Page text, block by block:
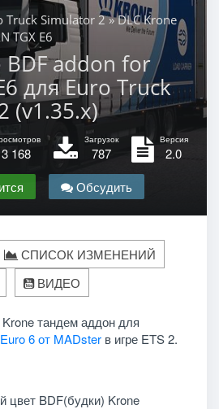
Truck Simulator 2» DLC Krone
TGX E6
BDF addon for
для Euro Truck
(v1.35.x)
3 168
Загрузок
787
Версия
2.0
Обсудить
СПИСОК ИЗМЕНЕНИЙ
ВИДЕО
тандем аддон для
6 от MADster в игре ETS 2.
цвет BDF(будки) Krone